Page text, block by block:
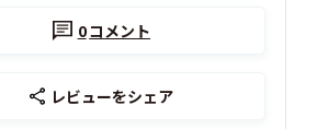
0コメント
レビューをシェア